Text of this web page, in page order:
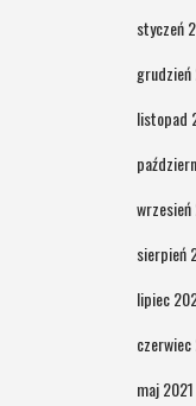
styczeń
grudzień
listopad
wrzesień
sierpień
lipiec
czerwiec
maj 2021